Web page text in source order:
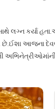
લગ્ન કર્યા
છે.ઈશા આજના